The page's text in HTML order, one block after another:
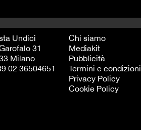
Undici
31
Milano
02 36504651
Chi siamo
Mediakit
Pubblicità
Termini e condizioni
Privacy Policy
Cookie Policy